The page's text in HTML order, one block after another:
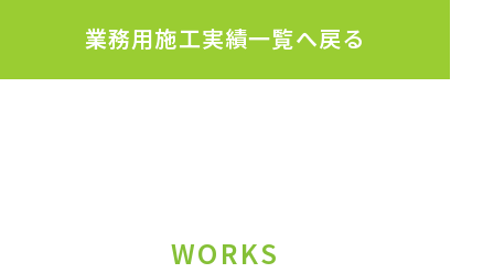
業務用施工実績一覧へ戻る
WORKS